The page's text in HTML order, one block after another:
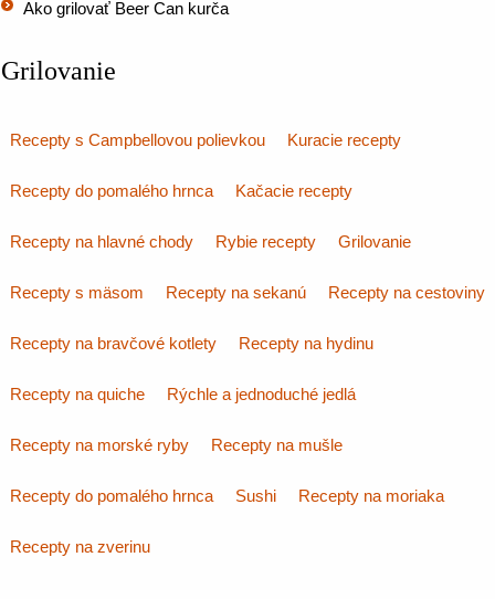
Ako grilovať Beer Can kurča
Grilovanie
Recepty s Campbellovou polievkou Kuracie recepty
Recepty do pomalého hrnca Kačacie recepty
Recepty na hlavné chody Rybie recepty Grilovanie
Recepty s mäsom Recepty na sekanú Recepty na cestoviny
Recepty na bravčové kotlety Recepty na hydinu
Recepty na quiche Rýchle a jednoduché jedlá
Recepty na morské ryby Recepty na mušle
Recepty do pomalého hrnca Sushi Recepty na moriaka
Recepty na zverinu